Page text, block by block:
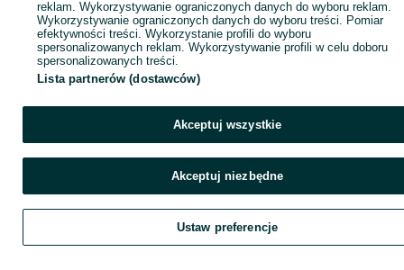
reklam. Wykorzystywanie ograniczonych danych do wyboru reklam.
Wykorzystywanie ograniczonych danych do wyboru treści. Pomiar
efektywności treści. Wykorzystanie profili do wyboru
spersonalizowanych reklam. Wykorzystywanie profili w celu doboru
spersonalizowanych treści.
Lista partnerów (dostawców)
Akceptuj wszystkie
Akceptuj niezbędne
Ustaw preferencje